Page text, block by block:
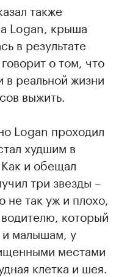
также
Logan, крыша
в результате
о том, что
в реальной жизни
выжить.
Logan проходил
худшим в
и обещал
три звезды –
не так уж и плохо,
который
и малышам, у
местами
клетка и шея.